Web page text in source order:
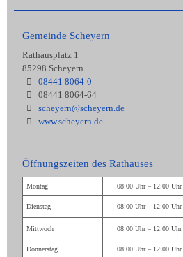
Gemeinde Scheyern
Rathausplatz 1
85298 Scheyern
08441 8064-0
08441 8064-64
scheyern@scheyern.de
www.scheyern.de
Öffnungszeiten des Rathauses
Montag 08:00 Uhr – 12:00 Uhr
Dienstag 08:00 Uhr – 12:00 Uhr
Mittwoch 08:00 Uhr – 12:00 Uhr
Donnerstag 08:00 Uhr – 12:00 Uhr